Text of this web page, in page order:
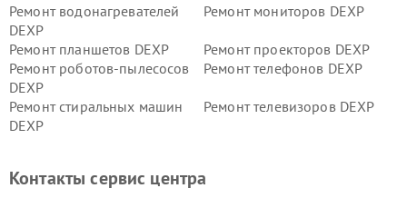
Ремонт водонагревателей
DEXP
Ремонт мониторов DEXP
Ремонт планшетов DEXP
Ремонт проекторов DEXP
Ремонт роботов-пылесосов
DEXP
Ремонт телефонов DEXP
Ремонт стиральных машин
DEXP
Ремонт телевизоров DEXP
Ремонт серверов DEXP
Ремонт мини пк DEXP
Контакты сервис центра